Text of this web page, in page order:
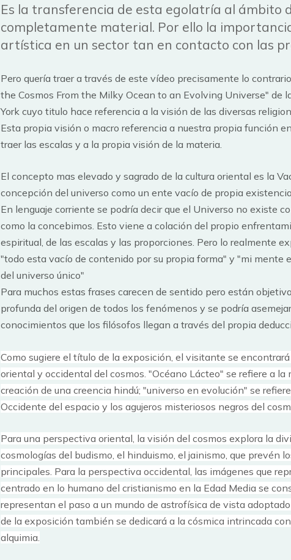
Es la transferencia de esta egolatría al ámbito
completamente material. Por ello la
artística en un sector tan en contacto con las
Pero quería traer a través de este vídeo precisamente lo
the Cosmos From the Milky Ocean to an Evolving Universe" de
York cuyo titulo hace referencia a la visión de las diversas
Esta propia visión o macro referencia a nuestra propia función
traer las escalas y a la propia visión de la materia.
El concepto mas elevado y sagrado de la cultura oriental es la
concepción del universo como un ente vacío de propia
En lenguaje corriente se podría decir que el Universo no existe
como la concebimos. Esto viene a colación del propio
espiritual, de las escalas y las proporciones. Pero lo realmente
"todo esta vacío de contenido por su propia forma" y "mi mente
del universo único"
Para muchos estas frases carecen de sentido pero están
profunda del origen de todos los fenómenos y se podría
conocimientos que los filósofos llegan a través del propia
Como sugiere el título de la exposición, el visitante se
oriental y occidental del cosmos. "Océano Lácteo" se refiere a la
creación de una creencia hindú; "universo en evolución" se
Occidente del espacio y los agujeros misteriosos negros del
Para una perspectiva oriental, la visión del cosmos explora la
cosmologías del budismo, el hinduismo, el jainismo, que prevén
principales. Para la perspectiva occidental, las imágenes que
centrado en lo humano del cristianismo en la Edad Media se
representan el paso a un mundo de astrofísica de vista
de la exposición también se dedicará a la cósmica intrincada
alquimia.